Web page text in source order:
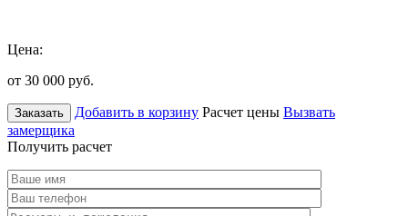
Цена:
от 30 000 руб.
Заказать Добавить в корзину Расчет цены Вызвать
замерщика
Получить расчет